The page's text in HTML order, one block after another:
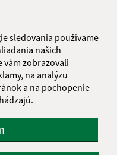
sledovania používame
našich
vám zobrazovali
na analýzu
a na pochopenie